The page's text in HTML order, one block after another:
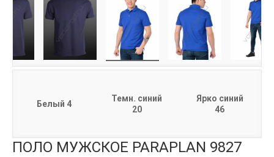
Белый 4
Темн. синий
20
Ярко синий
46
ПОЛО МУЖСКОЕ PARAPLAN 9827